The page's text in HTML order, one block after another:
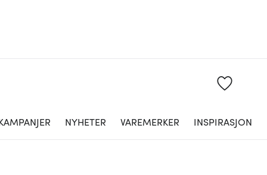
NYHETER VAREMERKER INSPIRASJON